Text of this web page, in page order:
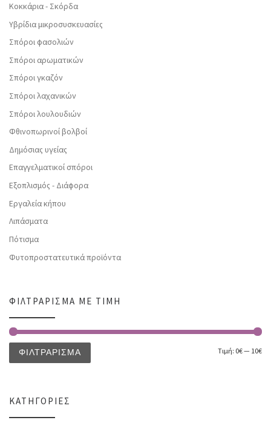
Κοκκάρια - Σκόρδα
Υβρίδια μικροσυσκευασίες
Σπόροι φασολιών
Σπόροι αρωματικών
Σπόροι γκαζόν
Σπόροι λαχανικών
Σπόροι λουλουδιών
Φθινοπωρινοί βολβοί
Δημόσιας υγείας
Επαγγελματικοί σπόροι
Εξοπλισμός - Διάφορα
Εργαλεία κήπου
Λιπάσματα
Πότισμα
Φυτοπροστατευτικά προϊόντα
ΦΙΛΤΡΆΡΙΣΜΑ ΜΕ ΤΙΜΉ
ΦΙΛΤΡΆΡΙΣΜΑ Τιμή: 0€— 10€
ΚΑΤΗΓΟΡΊΕΣ